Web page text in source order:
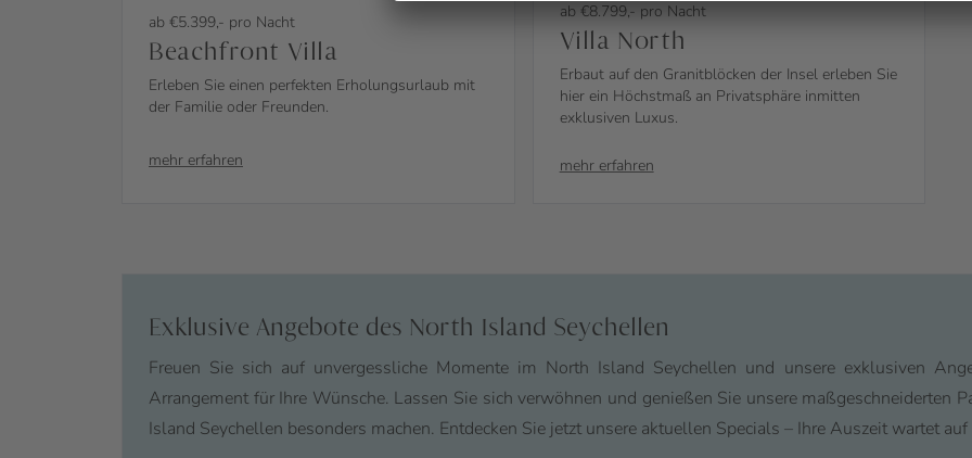
ab €5.399,- pro Nacht
Beachfront Villa
Erleben Sie einen perfekten Erholungsurlaub mit
der Familie oder Freunden.
mehr erfahren
ab €8.799,- pro Nacht
Villa North
Erbaut auf den Granitblöcken der Insel erleben Sie
hier ein Höchstmaß an Privatsphäre inmitten
exklusiven Luxus.
mehr erfahren
Exklusive Angebote des North Island Seychellen
Freuen Sie sich auf unvergessliche Momente im North Island Seychellen und unsere exklusiven
Arrangement für Ihre Wünsche. Lassen Sie sich verwöhnen und genießen Sie unsere maßgeschneiderten
Island Seychellen besonders machen. Entdecken Sie jetzt unsere aktuellen Specials – Ihre Auszeit wartet auf